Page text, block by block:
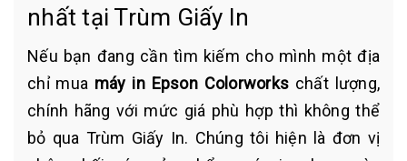
nhất tại Trùm Giấy In
Nếu bạn đang cần tìm kiếm cho mình một địa
chỉ mua máy in Epson Colorworks chất lượng,
chính hãng với mức giá phù hợp thì không thể
bỏ qua Trùm Giấy In. Chúng tôi hiện là đơn vị